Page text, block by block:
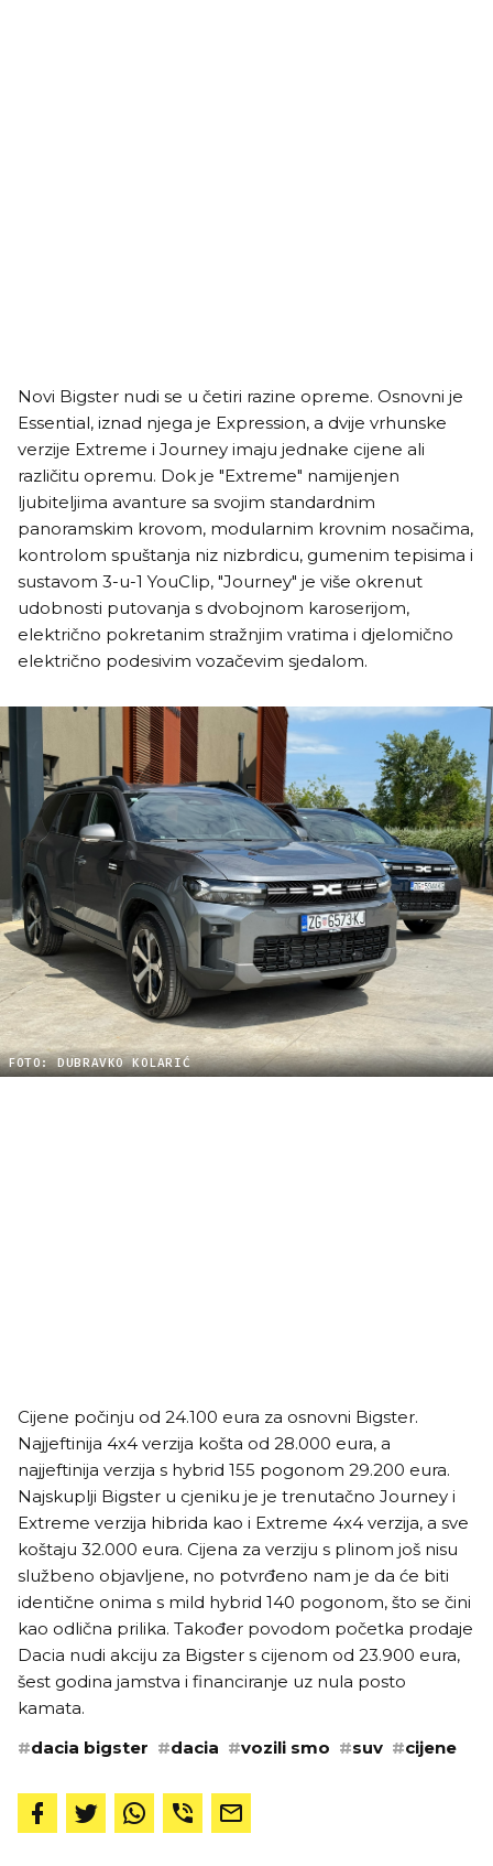
Novi Bigster nudi se u četiri razine opreme. Osnovni je
Essential, iznad njega je Expression, a dvije vrhunske
verzije Extreme i Journey imaju jednake cijene ali
različitu opremu. Dok je "Extreme" namijenjen
ljubiteljima avanture sa svojim standardnim
panoramskim krovom, modularnim krovnim nosačima,
kontrolom spuštanja niz nizbrdicu, gumenim tepisima i
sustavom 3-u-1 YouClip, "Journey" je više okrenut
udobnosti putovanja s dvobojnom karoserijom,
električno pokretanim stražnjim vratima i djelomično
električno podesivim vozačevim sjedalom.
FOTO: DUBRAVKO KOLARIĆ
Cijene počinju od 24.100 eura za osnovni Bigster.
Najjeftinija 4x4 verzija košta od 28.000 eura, a
najjeftinija verzija s hybrid 155 pogonom 29.200 eura.
Najskuplji Bigster u cjeniku je je trenutačno Journey i
Extreme verzija hibrida kao i Extreme 4x4 verzija, a sve
koštaju 32.000 eura. Cijena za verziju s plinom još nisu
službeno objavljene, no potvrđeno nam je da će biti
identične onima s mild hybrid 140 pogonom, što se čini
kao odlična prilika. Također povodom početka prodaje
Dacia nudi akciju za Bigster s cijenom od 23.900 eura,
šest godina jamstva i financiranje uz nula posto
kamata.
#dacia bigster #dacia #vozili smo #suv #cijene